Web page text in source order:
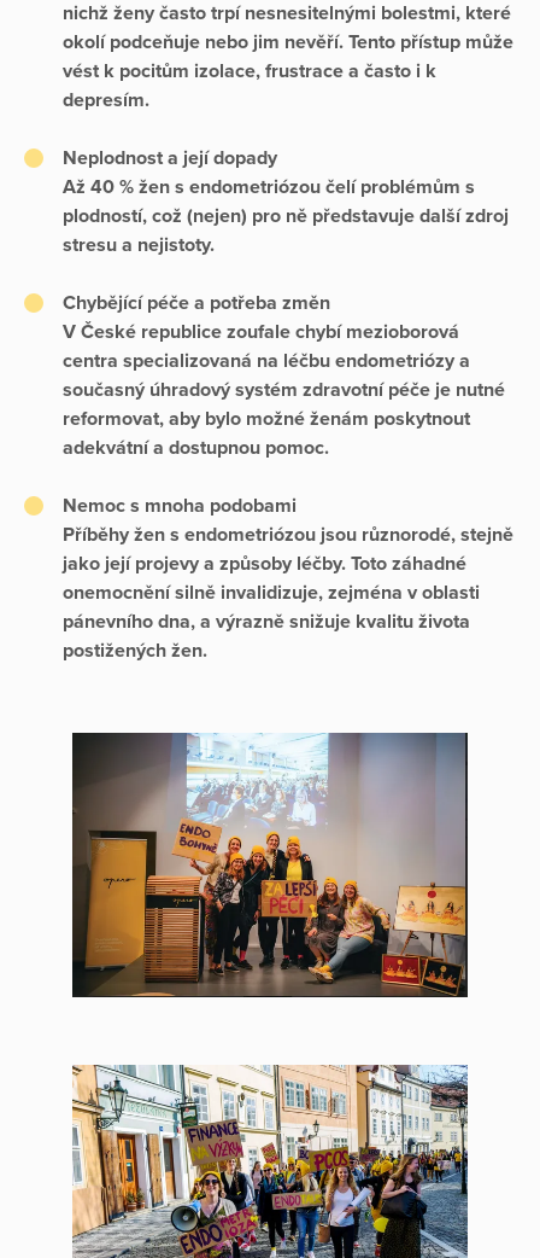
nichž ženy často trpí nesnesitelnými bolestmi, které
okolí podceňuje nebo jim nevěří. Tento přístup může
vést k pocitům izolace, frustrace a často i k
depresím.
Neplodnost a její dopady
Až 40 % žen s endometriózou čelí problémům s
plodností, což (nejen) pro ně představuje další zdroj
stresu a nejistoty.
Chybějící péče a potřeba změn
V České republice zoufale chybí mezioborová
centra specializovaná na léčbu endometriózy a
současný úhradový systém zdravotní péče je nutné
reformovat, aby bylo možné ženám poskytnout
adekvátní a dostupnou pomoc.
Nemoc s mnoha podobami
Příběhy žen s endometriózou jsou různorodé, stejně
jako její projevy a způsoby léčby. Toto záhadné
onemocnění silně invalidizuje, zejména v oblasti
pánevního dna, a výrazně snižuje kvalitu života
postižených žen.